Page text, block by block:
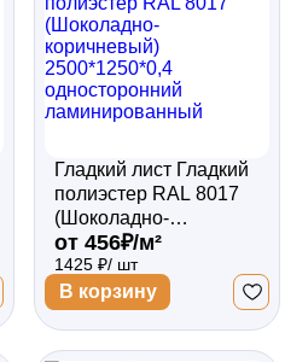
Гладкий лист Гладкий
полиэстер RAL 8017
(Шоколадно-
коричневый)
2500*1250*0,4
односторонний
ламинированный
от 456₽/м²
1425 ₽/ шт
В корзину